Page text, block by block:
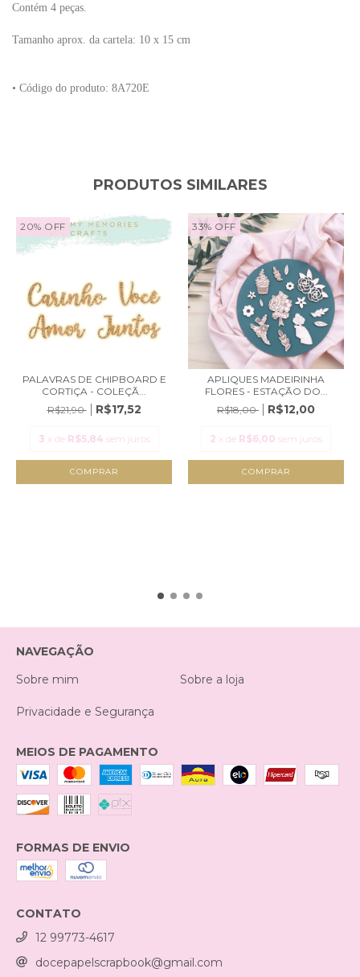
Contém 4 peças.
Tamanho aprox. da cartela: 10 x 15 cm
• Código do produto: 8A720E
PRODUTOS SIMILARES
20% OFF
PALAVRAS DE CHIPBOARD E
CORTIÇA - COLEÇÃ...
R$21,90
R$17,52
3 x de R$5,84 sem juros
33% OFF
APLIQUES MADEIRINHA
FLORES - ESTAÇÃO DO...
R$18,00
R$12,00
2 x de R$6,00 sem juros
NAVEGAÇÃO
Sobre mim
Sobre a loja
Privacidade e Segurança
MEIOS DE PAGAMENTO
FORMAS DE ENVIO
CONTATO
12 99773-4617
docepapelscrapbook@gmail.com